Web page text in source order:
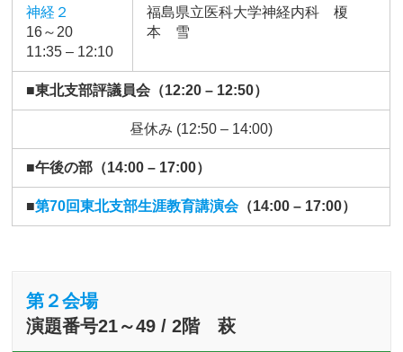
神経２
16～20
11:35 – 12:10
福島県立医科大学神経内科 榎
本 雪
■東北支部評議員会（12:20 – 12:50）
昼休み (12:50 – 14:00)
■午後の部（14:00 – 17:00）
■第70回東北支部生涯教育講演会（14:00 – 17:00）
第２会場
演題番号21～49 / 2階 萩